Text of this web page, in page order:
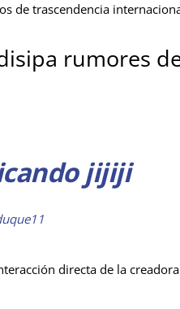
de trascendencia
rumores
jijiji
directa de la